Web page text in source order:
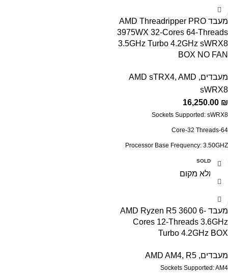
מעבד AMD Threadripper PRO
3975WX 32-Cores 64-Threads
3.5GHz Turbo 4.2GHz sWRX8
BOX NO FAN
מעבדים,
AMD sTRX4, AMD
sWRX8
16,250.00 ₪
Sockets Supported: sWRX8
Core-32 Threads-64
Processor Base Frequency: 3.50GHZ
Max Turbo Frequency: 4.20GHZ
Cache: 128MB
System Memory Specification: 3200MHZ
PCI Express Version: PCIe 4.0
Package: sTRX4
Thermal Solution (PIB): Not included
SOLD OUT
מעבד AMD Ryzen R5 3600 6-
Cores 12-Threads 3.6GHz
Turbo 4.2GHz BOX
מעבדים,
AMD AM4, R5
Sockets Supported:AM4